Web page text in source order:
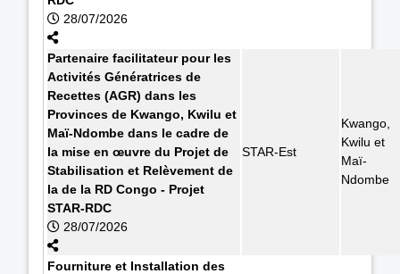
28/07/2026
Partenaire facilitateur pour les
Activités Génératrices de
Recettes (AGR) dans les
Provinces de Kwango, Kwilu et
Maï-Ndombe dans le cadre de
la mise en œuvre du Projet de
Stabilisation et Relèvement de
la de la RD Congo - Projet
STAR-RDC
28/07/2026
STAR-Est
Kwango,
Kwilu et
Maï-
Ndombe
Fourniture et Installation des